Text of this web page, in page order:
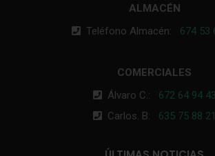
ALMACÉN
Teléfono Almacén: 674 53
COMERCIALES
Álvaro C.: 672 64 94 43
Carlos. B: 635 75 88 21